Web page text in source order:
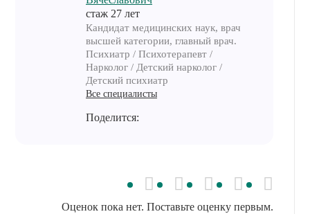
cтаж 27 лет
Кандидат медицинских наук, врач
высшей категории, главный врач.
Психиатр / Психотерапевт /
Нарколог / Детский нарколог /
Детский психиатр
Все специалисты
Поделится:
Оценок пока нет. Поставьте оценку первым.